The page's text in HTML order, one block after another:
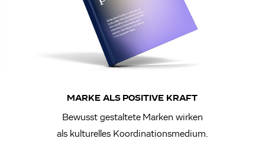
MARKE ALS POSITIVE KRAFT
Bewusst gestaltete Marken wirken
als kulturelles Koordinationsmedium.